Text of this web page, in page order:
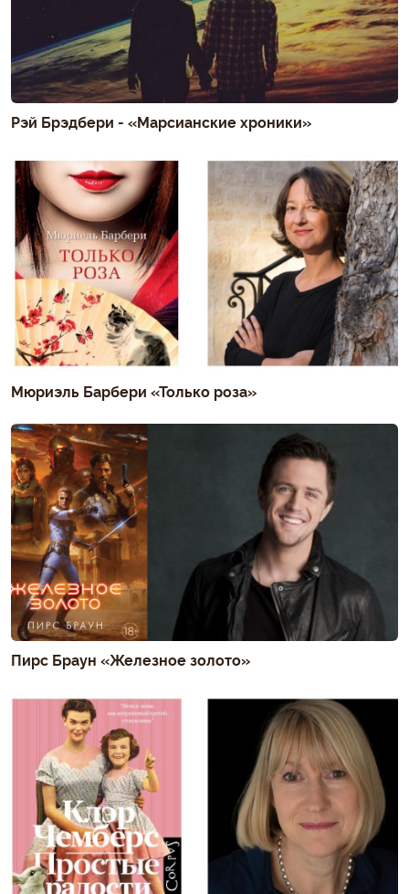
Рэй Брэдбери - «Марсианские хроники»
Мюриэль Барбери «Только роза»
Пирс Браун «Железное золото»